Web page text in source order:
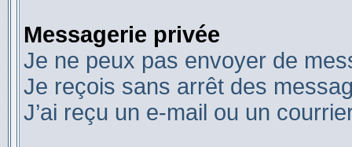
Messagerie privée
Je ne peux pas envoyer de
Je reçois sans arrêt des
J’ai reçu un e-mail ou un